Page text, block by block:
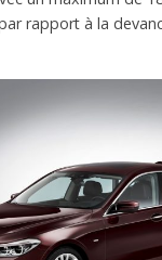
rapport à la